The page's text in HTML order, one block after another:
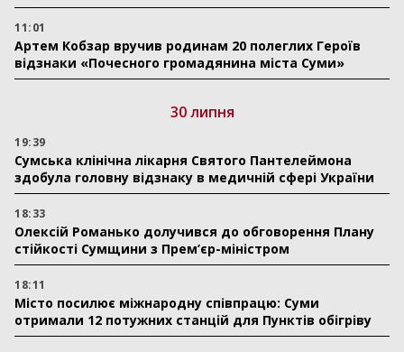
11:01
Артем Кобзар вручив родинам 20 полеглих Героїв
відзнаки «Почесного громадянина міста Суми»
30 липня
19:39
Сумська клінічна лікарня Святого Пантелеймона
здобула головну відзнаку в медичній сфері України
18:33
Олексій Романько долучився до обговорення Плану
стійкості Сумщини з Прем’єр-міністром
18:11
Місто посилює міжнародну співпрацю: Суми
отримали 12 потужних станцій для Пунктів обігріву